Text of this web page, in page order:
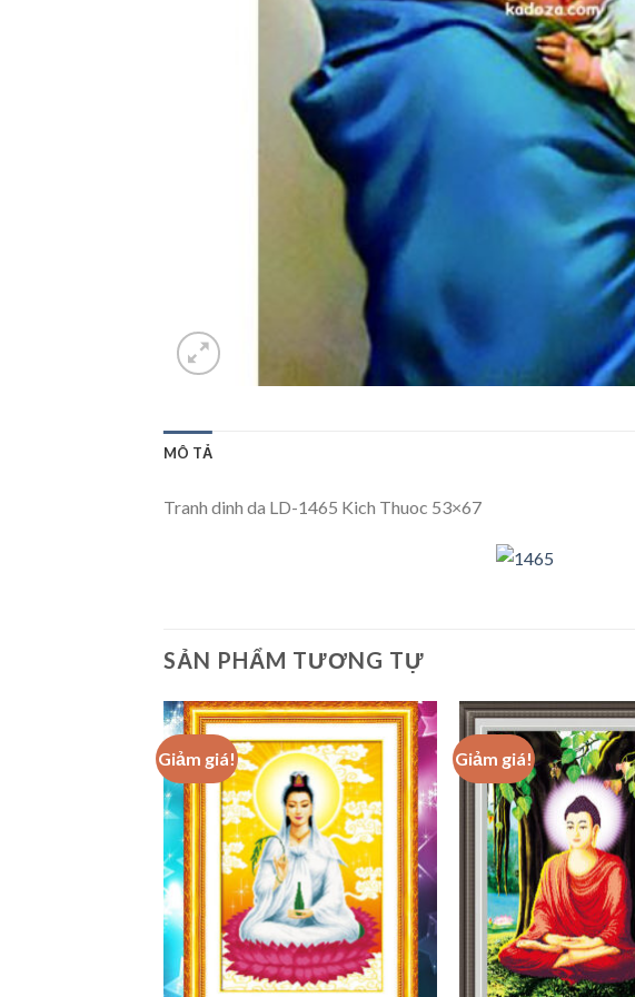
MÔ TẢ
Tranh dinh da LD-1465 Kich Thuoc 53×67
SẢN PHẨM TƯƠNG TỰ
Giảm giá!
Add to
wishlist
Giảm giá!